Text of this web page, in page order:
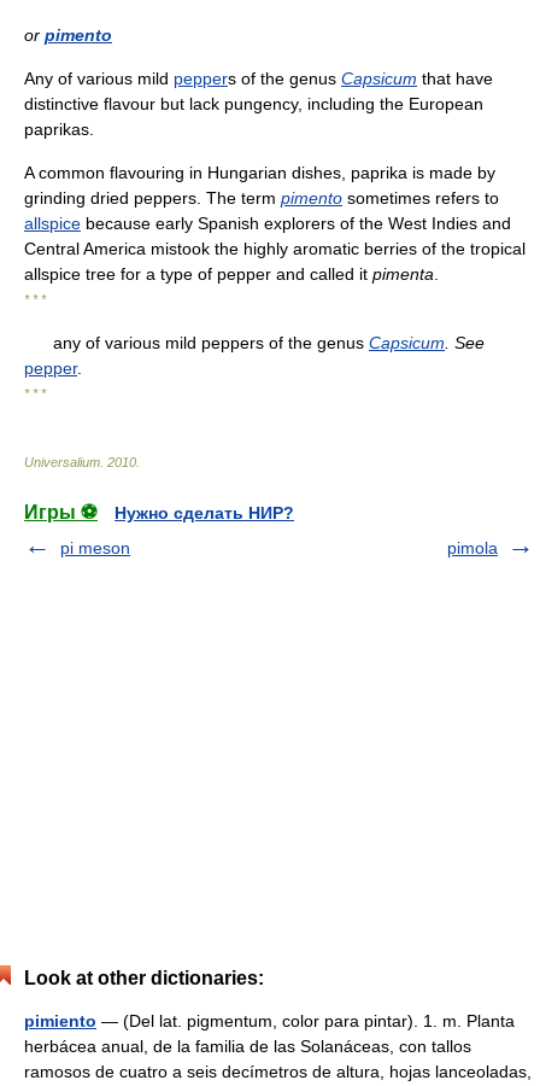
or pimento
Any of various mild peppers of the genus Capsicum that have
distinctive flavour but lack pungency, including the European
paprikas.
A common flavouring in Hungarian dishes, paprika is made by
grinding dried peppers. The term pimento sometimes refers to
allspice because early Spanish explorers of the West Indies and
Central America mistook the highly aromatic berries of the tropical
allspice tree for a type of pepper and called it pimenta
* * *
any of various mild peppers of the genus Capsicum See
pepper.
* * *
Universalium 2010
Игры ⚽
Нужно сделать НИР?
pi meson
pimola
Look at other dictionaries:
pimiento — (Del lat. pigmentum, color para pintar). 1. m. Planta
herbácea anual, de la familia de las Solanáceas, con tallos
ramosos de cuatro a seis decímetros de altura, hojas lanceoladas,